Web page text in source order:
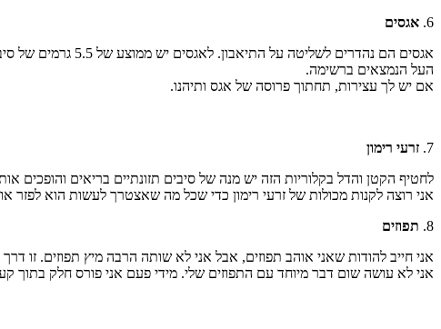
6. אגסים
אגסים הם נהדרים
העל הנמצאים ברשימה.
אם יש לך עצירות, תחתוך פרוסה של אגס ותיהנו.
7. זרעי רימון
לחטיף הקטן והדל בקלוריות הזה יש מנה של סיבים תזונתיים בריאים והופכים
אני רוצה לקנות מכולות של זרעי רימון כדי שכל מה שאצטרך לעשות הוא לפזר
8. תפוזים
אני חייב להודות שאני אוהב תפוזים, אבל אני לא שותה הרבה מיץ תפוזים. זו
אני לא עושה שום דבר מיוחד עם התפוזים שלי. מידי פעם אני פורס חלק